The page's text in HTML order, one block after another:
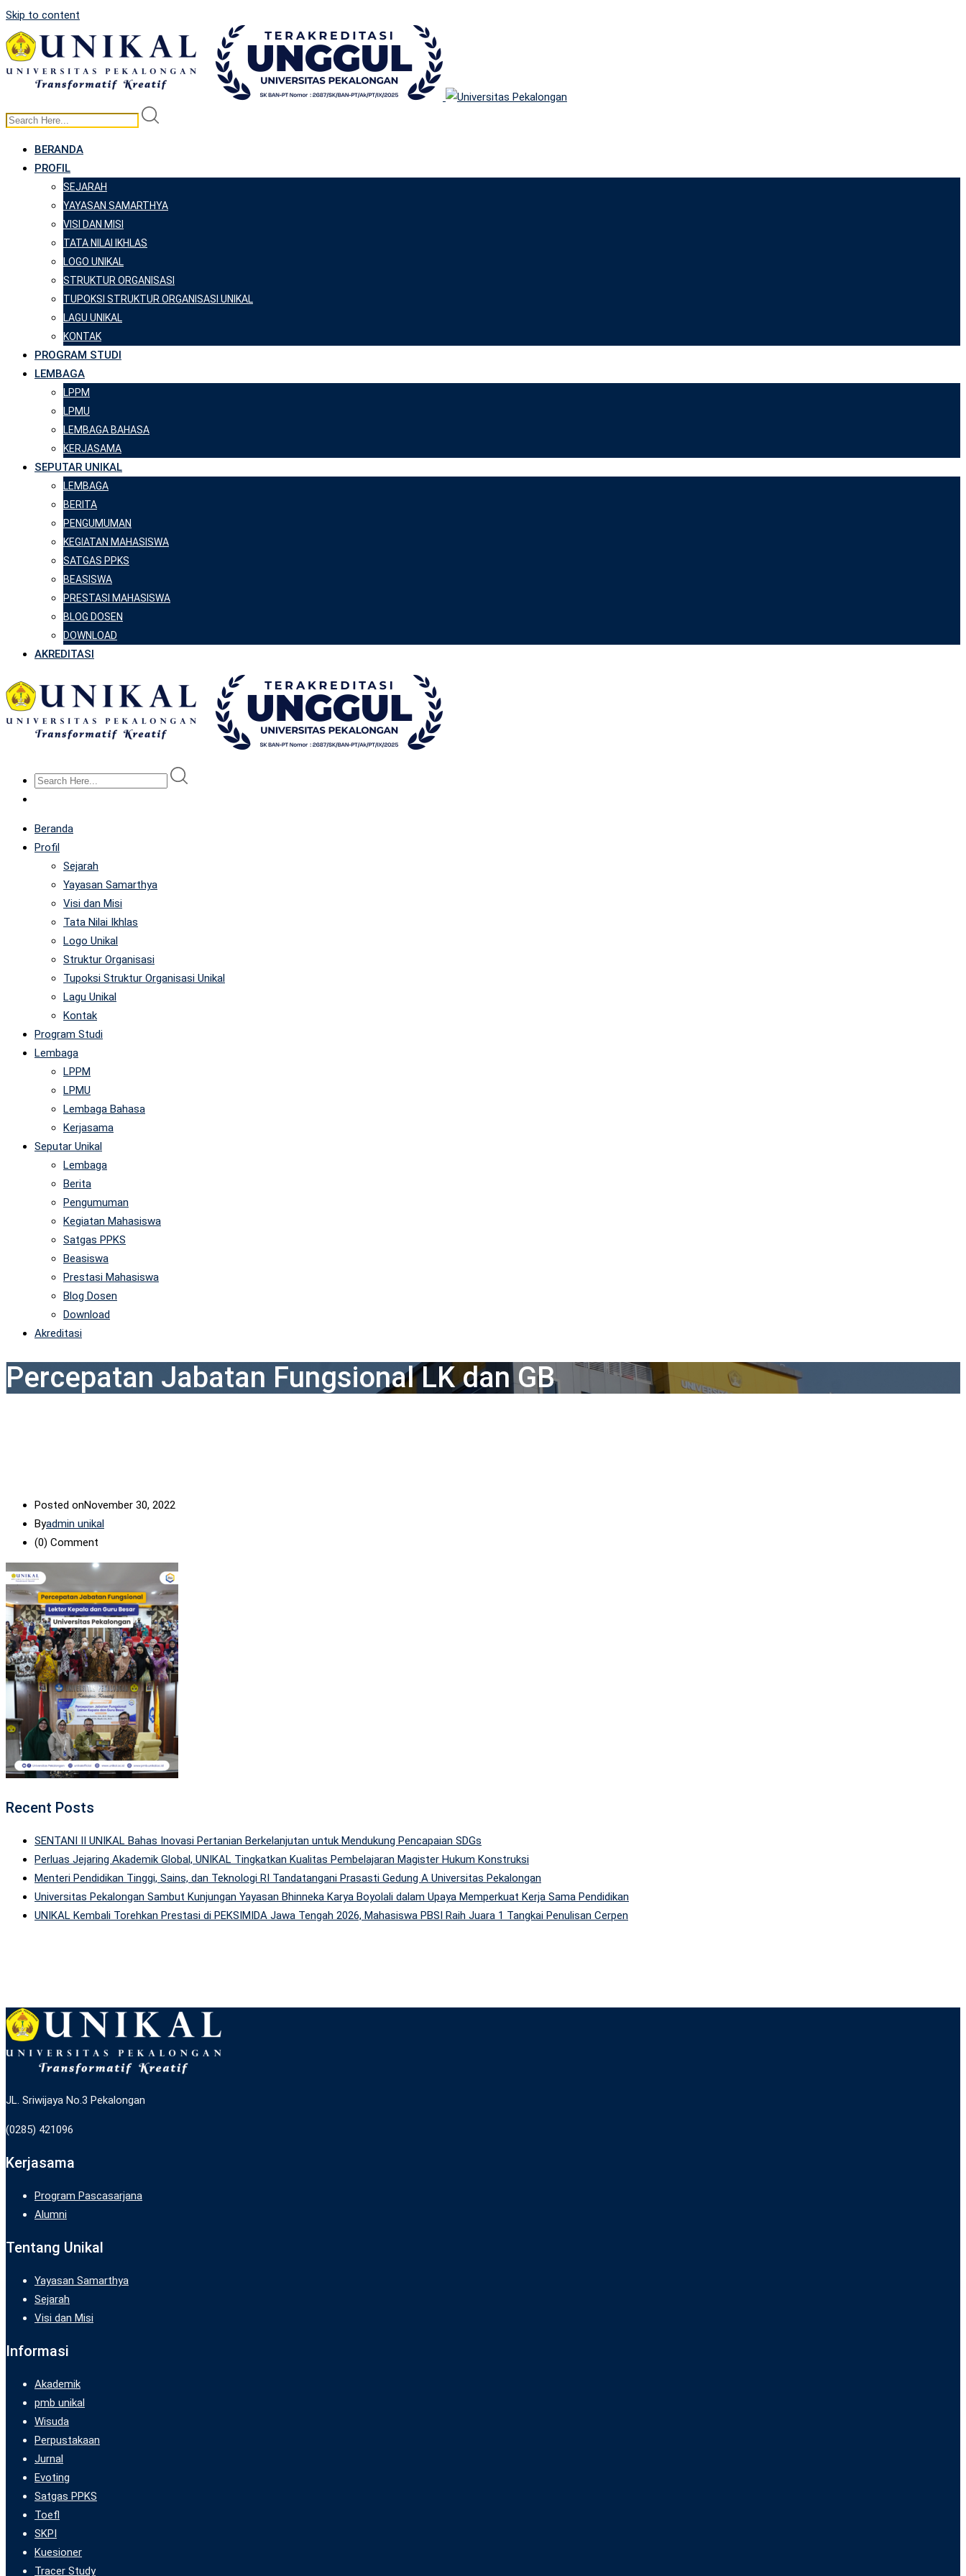
Skip to content
BERANDA
PROFIL
SEJARAH
YAYASAN SAMARTHYA
VISI DAN MISI
TATA NILAI IKHLAS
LOGO UNIKAL
STRUKTUR ORGANISASI
TUPOKSI STRUKTUR ORGANISASI UNIKAL
LAGU UNIKAL
KONTAK
PROGRAM STUDI
LEMBAGA
LPPM
LPMU
LEMBAGA BAHASA
KERJASAMA
SEPUTAR UNIKAL
LEMBAGA
BERITA
PENGUMUMAN
KEGIATAN MAHASISWA
SATGAS PPKS
BEASISWA
PRESTASI MAHASISWA
BLOG DOSEN
DOWNLOAD
AKREDITASI
Beranda
Profil
Sejarah
Yayasan Samarthya
Visi dan Misi
Tata Nilai Ikhlas
Logo Unikal
Struktur Organisasi
Tupoksi Struktur Organisasi Unikal
Lagu Unikal
Kontak
Program Studi
Lembaga
LPPM
LPMU
Lembaga Bahasa
Kerjasama
Seputar Unikal
Lembaga
Berita
Pengumuman
Kegiatan Mahasiswa
Satgas PPKS
Beasiswa
Prestasi Mahasiswa
Blog Dosen
Download
Akreditasi
Percepatan Jabatan Fungsional LK dan GB
Posted onNovember 30, 2022
Byadmin unikal
(0) Comment
Recent Posts
SENTANI II UNIKAL Bahas Inovasi Pertanian Berkelanjutan untuk Mendukung Pencapaian SDGs
Perluas Jejaring Akademik Global, UNIKAL Tingkatkan Kualitas Pembelajaran Magister Hukum Konstruksi
Menteri Pendidikan Tinggi, Sains, dan Teknologi RI Tandatangani Prasasti Gedung A Universitas Pekalongan
Universitas Pekalongan Sambut Kunjungan Yayasan Bhinneka Karya Boyolali dalam Upaya Memperkuat Kerja Sama Pendidikan
UNIKAL Kembali Torehkan Prestasi di PEKSIMIDA Jawa Tengah 2026, Mahasiswa PBSI Raih Juara 1 Tangkai Penulisan Cerpen
JL. Sriwijaya No.3 Pekalongan
(0285) 421096
Kerjasama
Program Pascasarjana
Alumni
Tentang Unikal
Yayasan Samarthya
Sejarah
Visi dan Misi
Informasi
Akademik
pmb unikal
Wisuda
Perpustakaan
Jurnal
Evoting
Satgas PPKS
Toefl
SKPI
Kuesioner
Tracer Study